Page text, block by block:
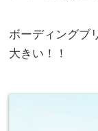
ボーディングブ
大きい！！